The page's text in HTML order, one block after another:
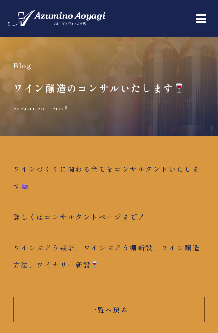
Blog
ワイン醸造のコンサルいたします
2023.11.20 21:28
ワインづくりに関わる全てをコンサルタントいたしま
す
詳しくはコンサルタントページまで！
ワインぶどう栽培、ワインぶどう棚新設、ワイン醸造
方法、ワイナリー新設
一覧へ戻る